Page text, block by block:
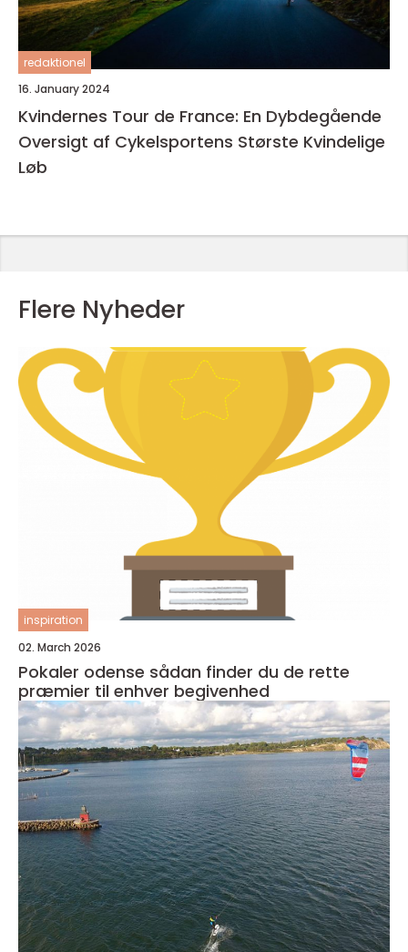
redaktionel
16. January 2024
Kvindernes Tour de France: En Dybdegående
Oversigt af Cykelsportens Største Kvindelige
Løb
Flere Nyheder
inspiration
02. March 2026
Pokaler odense sådan finder du de rette
præmier til enhver begivenhed